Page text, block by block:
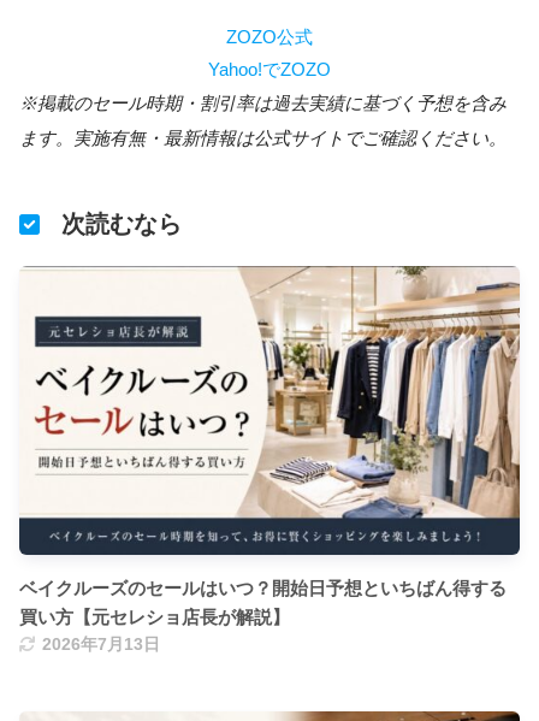
ZOZO公式
Yahoo!でZOZO
※掲載のセール時期・割引率は過去実績に基づく予想を含み
ます。実施有無・最新情報は公式サイトでご確認ください。
次読むなら
ベイクルーズのセールはいつ？開始日予想といちばん得する
買い方【元セレショ店長が解説】
2026年7月13日